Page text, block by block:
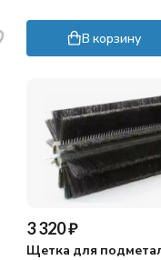
В корзину
3 320₽
Щетка для